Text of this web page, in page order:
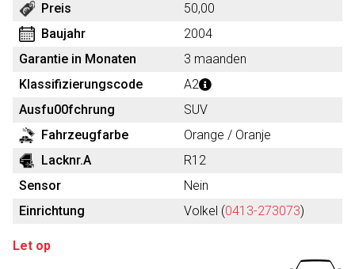
Preis
50,00
Baujahr
2004
Garantie in Monaten
3 maanden
Klassifizierungscode
A2
Ausfu00fchrung
SUV
Fahrzeugfarbe
Orange / Oranje
Lacknr.A
R12
Sensor
Nein
Einrichtung
Volkel (0413-273073)
Let op